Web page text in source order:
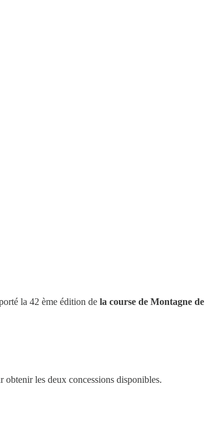
la 42 ème édition de la course de Montagne de
obtenir les deux concessions disponibles.